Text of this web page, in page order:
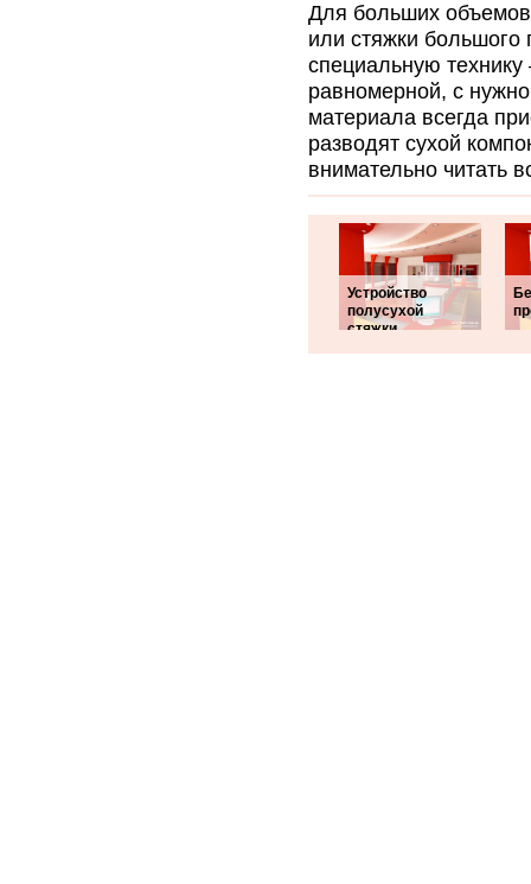
Для больших
или стяжки большого
специальную
равномерной, с
материала всегда
разводят сухой
внимательно читать
Устройство
полусухой
стяжки